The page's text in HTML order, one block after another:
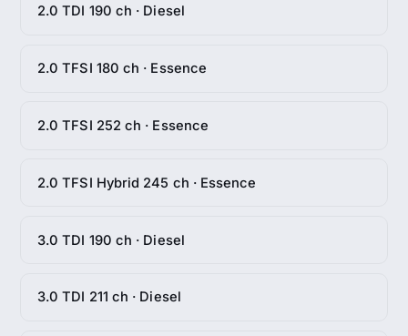
2.0 TDI 190 ch · Diesel
2.0 TFSI 180 ch · Essence
2.0 TFSI 252 ch · Essence
2.0 TFSI Hybrid 245 ch · Essence
3.0 TDI 190 ch · Diesel
3.0 TDI 211 ch · Diesel